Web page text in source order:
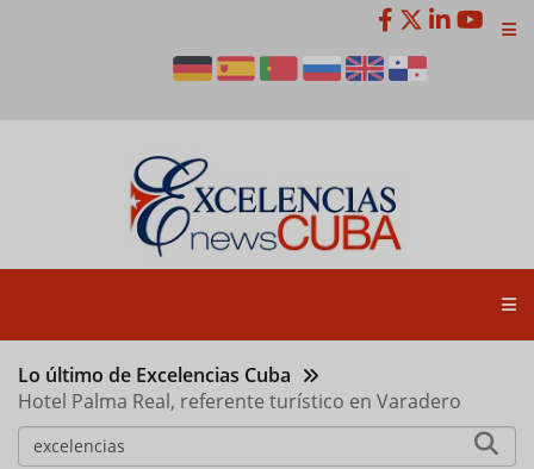
Lo último de Excelencias Cuba
Hotel Palma Real, referente turístico en Varadero